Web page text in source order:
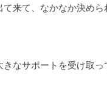
て来て、なかなか決めら
なサポートを受け取